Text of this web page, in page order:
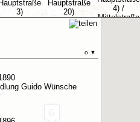
6
o ▼
Guido Wünsche